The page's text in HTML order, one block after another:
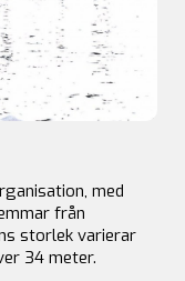
med
från
storlek varierar
34 meter.